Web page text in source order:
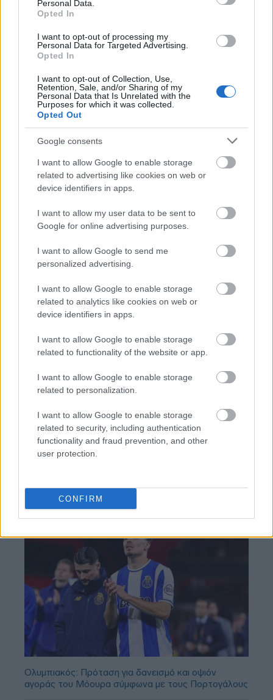
Personal Data.
Opted In
I want to opt-out of processing my
Personal Data for Targeted Advertising.
Opted In
I want to opt-out of Collection, Use,
Retention, Sale, and/or Sharing of my
Personal Data that Is Unrelated with the
Purposes for which it was collected.
Opted Out
Google consents
I want to allow Google to enable storage
related to advertising like cookies on web or
device identifiers in apps.
I want to allow my user data to be sent to
Google for online advertising purposes.
I want to allow Google to send me
personalized advertising.
I want to allow Google to enable storage
related to analytics like cookies on web or
device identifiers in apps.
I want to allow Google to enable storage
related to functionality of the website or app.
I want to allow Google to enable storage
related to personalization.
I want to allow Google to enable storage
related to security, including authentication
functionality and fraud prevention, and other
user protection.
CONFIRM
Διαβάζονται αυτή τη στιγμή
Η γαλάζια «θετική ατζέντα» στο δρόμο για το
2027 - Το παράπονο της Καρυστιανού - Στον
ΣΥΡΙΖΑ μελετούν Ιστορία
Πυρόπληκτοι: Τι σημαίνουν τα «πράσινα»,
«κίτρινα» και «κόκκινα» σπίτια για τις
Ποια είναι η (κυβερνητική) λίστα με τα μεγάλα
οδικά έργα και τα εκτιμώμενα
χρονοδιαγράμματα
BEST OFINTERNET
Ολυμπιακός: Πρόταση για δανεισμό και οψιόν
αγοράς του Μόουρα σύμφωνα με τους Πορτογάλους